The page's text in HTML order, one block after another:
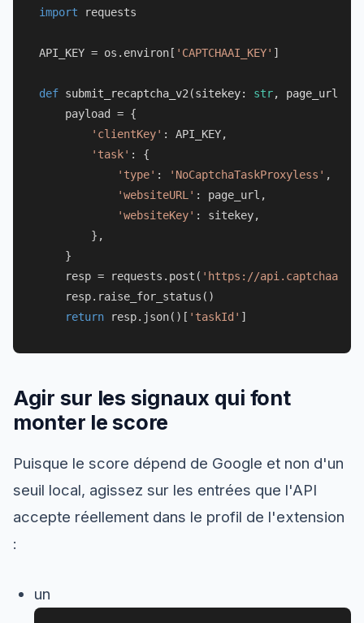
import requests
API_KEY = os.environ[ 'CAPTCHAAI_KEY' ]
def submit_recaptcha_v2 (sitekey: str, page_url:
    payload = {
'clientKey' : API_KEY,
'task' : {
'type' : 'NoCaptchaTaskProxyless' ,
'websiteURL' : page_url,
'websiteKey' : sitekey,
        },
    }
    resp = requests.post(
'https://
    resp.raise_for_status()
return resp.json()[ 'taskId'
Agir sur les signaux qui font
monter le score
Puisque le score dépend de Google et non d'un
seuil local, agissez sur les entrées que l'API
accepte réellement dans le profil de l'extension
:
un